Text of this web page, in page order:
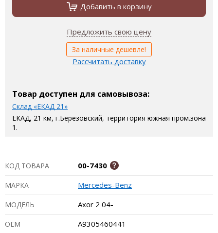
Добавить в корзину
Предложить свою цену
За наличные дешевле!
Рассчитать доставку
Товар доступен для самовывоза:
Склад «ЕКАД 21»
ЕКАД, 21 км, г.Березовский, территория южная пром.зона
1.
КОД ТОВАРА 00-7430
МАРКА Mercedes-Benz
МОДЕЛЬ Axor 2 04-
ОЕМ A9305460441